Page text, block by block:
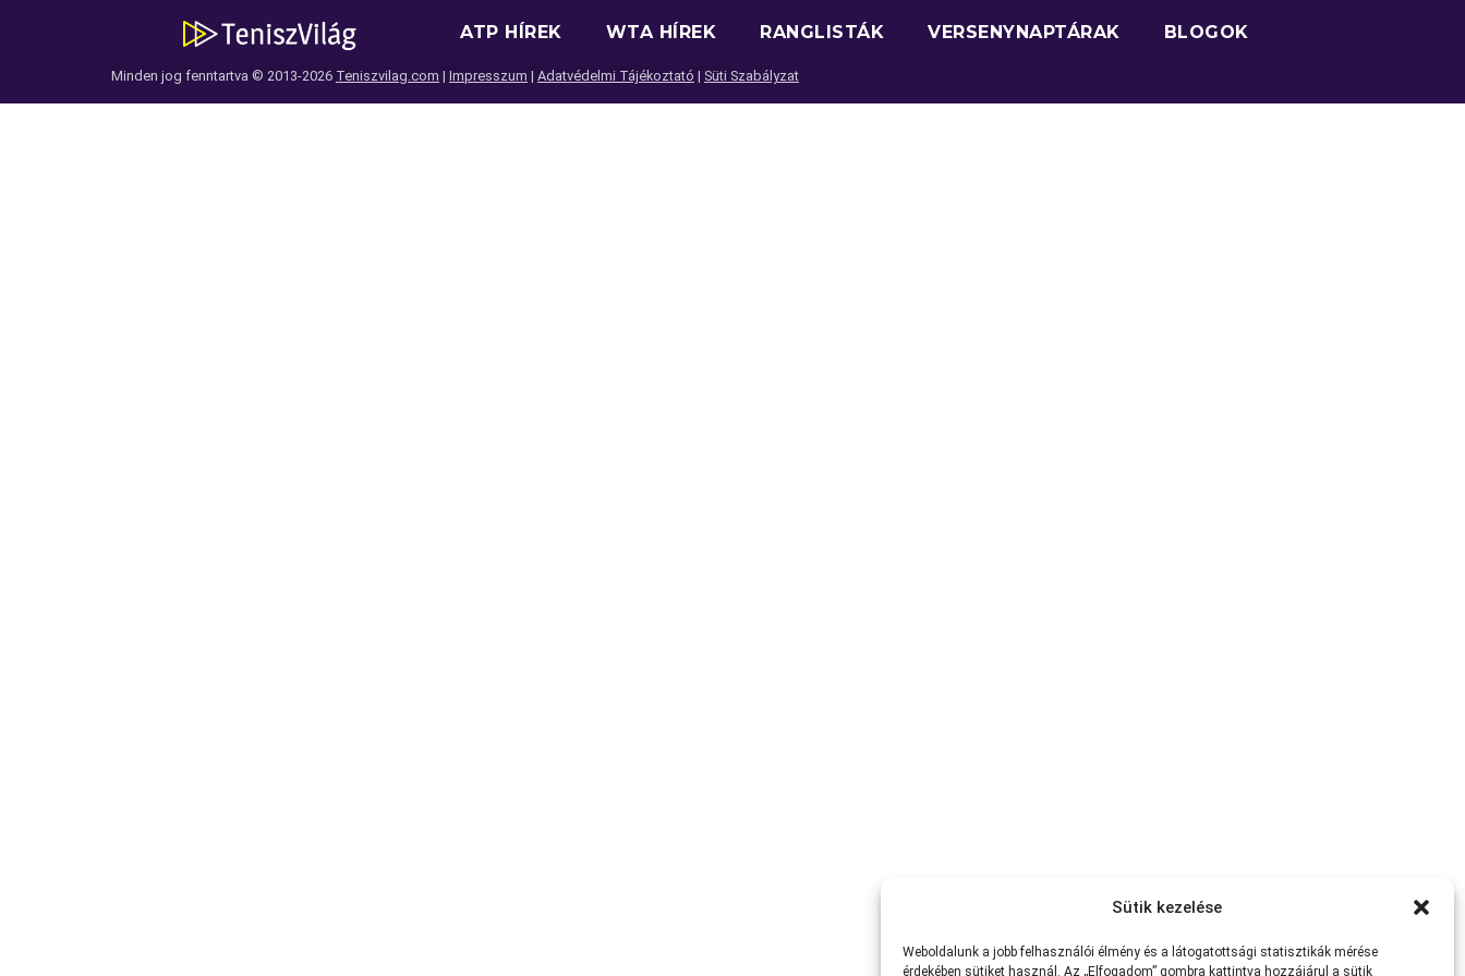
Sütik kezelése
Weboldalunk a jobb felhasználói élmény és a látogatottsági statisztikák mérése
érdekében sütiket használ. Az „Elfogadom” gombra kattintva hozzájárul a sütik
ATP HÍREK WTA HÍREK RANGLISTÁK VERSENYNAPTÁRAK BLOGOK
Minden jog fenntartva © 2013-2026 Teniszvilag.com | Impresszum | Adatvédelmi Tájékoztató | Süti Szabályzat